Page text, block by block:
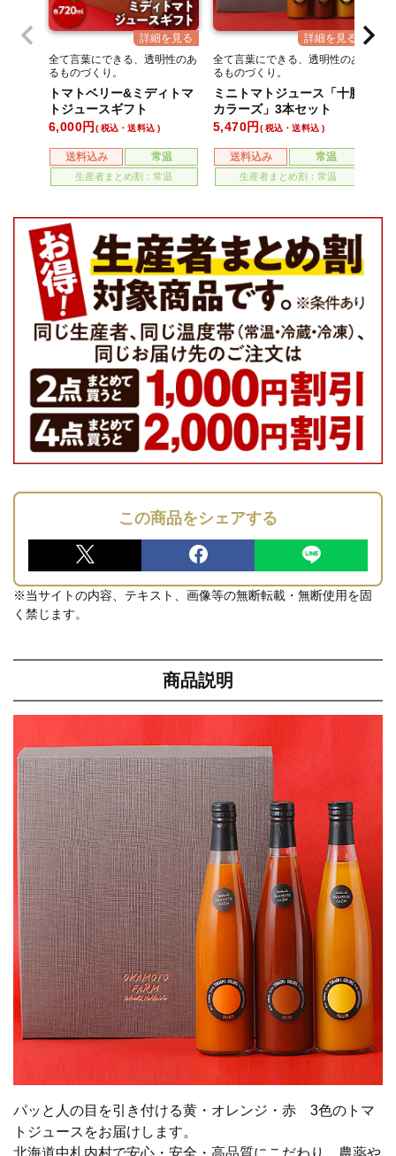
全て言葉にできる、透明性のあ
るものづくり。
トマトベリー&ミディトマ
トジュースギフト
送料込み 常温
生産者まとめ割：常温
6,000 税込・送料込
全て言葉にできる、透明性のあ
るものづくり。
ミニトマトジュース「十勝
カラーズ」3本セット
送料込み 常温
生産者まとめ割：常温
5,470 税込・送料込
この商品をシェアする
※当サイトの内容、テキスト、画像等の無断転載・無断使用を固
く禁じます。
商品説明
パッと人の目を引き付ける黄・オレンジ・赤 3色のトマ
トジュースをお届けします。